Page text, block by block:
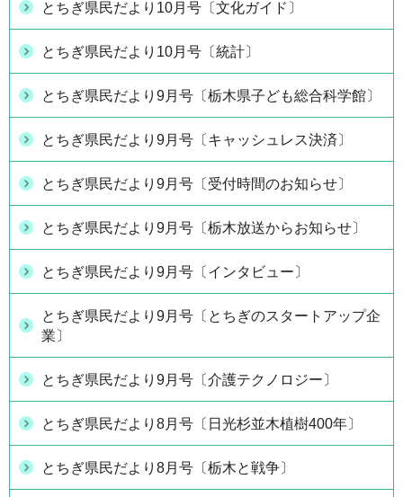
とちぎ県民だより10月号〔文化ガイド〕
とちぎ県民だより10月号〔統計〕
とちぎ県民だより9月号〔栃木県子ども総合科学館〕
とちぎ県民だより9月号〔キャッシュレス決済〕
とちぎ県民だより9月号〔受付時間のお知らせ〕
とちぎ県民だより9月号〔栃木放送からお知らせ〕
とちぎ県民だより9月号〔インタビュー〕
とちぎ県民だより9月号〔とちぎのスタートアップ企
業〕
とちぎ県民だより9月号〔介護テクノロジー〕
とちぎ県民だより8月号〔日光杉並木植樹400年〕
とちぎ県民だより8月号〔栃木と戦争〕